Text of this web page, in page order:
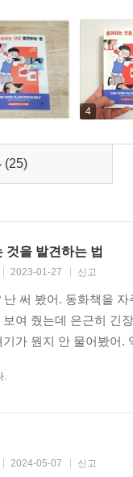
4
(25)
것을 발견하는 법
2023-01-27 신고
난 써 봤어. 동화책을
여 줬는데 은근히 긴
가 뭔지 안 물어봤어
.
2024-05-07 신고